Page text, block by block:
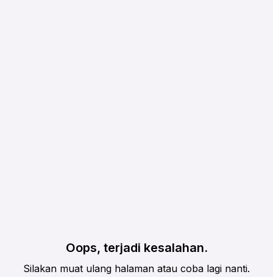
Oops, terjadi kesalahan.
Silakan muat ulang halaman atau coba lagi nanti.